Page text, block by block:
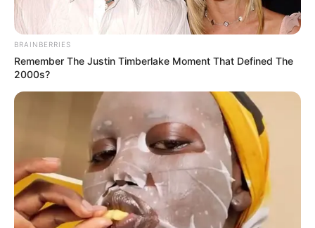
"Mano dura contra la
corrupción": María
precandidatos del Centro
NOTICIAS VIRALES
La Cabal defiende al
coronel apartado por
investigación de
corrupción
BRAINBERRIES
Remember The Justin Timberlake Moment That Defined The
2000s?